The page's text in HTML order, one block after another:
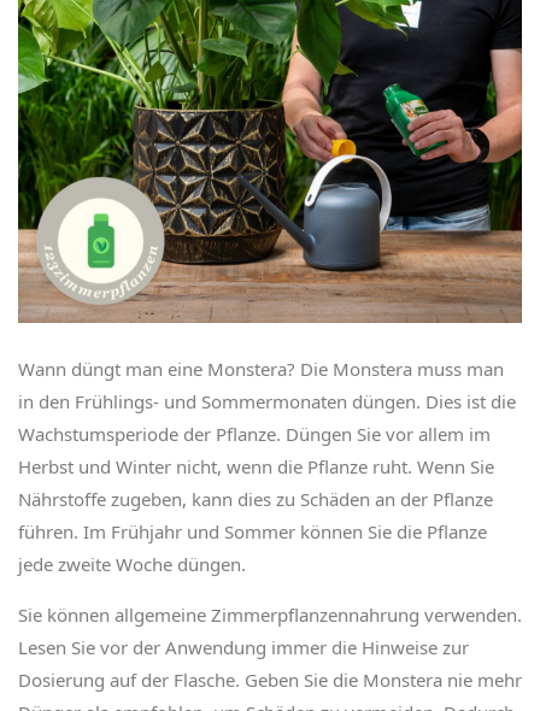
Wann düngt man eine Monstera? Die Monstera muss man
in den Frühlings- und Sommermonaten düngen. Dies ist die
Wachstumsperiode der Pflanze. Düngen Sie vor allem im
Herbst und Winter nicht, wenn die Pflanze ruht. Wenn Sie
Nährstoffe zugeben, kann dies zu Schäden an der Pflanze
führen. Im Frühjahr und Sommer können Sie die Pflanze
jede zweite Woche düngen.
Sie können allgemeine Zimmerpflanzennahrung verwenden.
Lesen Sie vor der Anwendung immer die Hinweise zur
Dosierung auf der Flasche. Geben Sie die Monstera nie mehr